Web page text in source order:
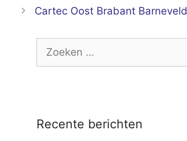
Cartec Oost Brabant Barneveld
Zoek
Recente berichten